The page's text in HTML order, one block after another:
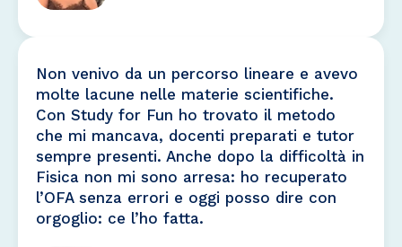
Non venivo da un percorso lineare e avevo
molte lacune nelle materie scientifiche.
Con Study for Fun ho trovato il metodo
che mi mancava, docenti preparati e tutor
sempre presenti. Anche dopo la difficoltà in
Fisica non mi sono arresa: ho recuperato
l’OFA senza errori e oggi posso dire con
orgoglio: ce l’ho fatta.